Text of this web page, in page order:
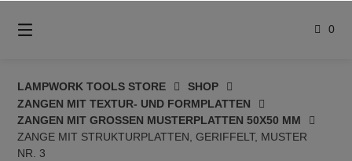
zum
Inhalt
0
LAMPWORK TOOLS STORE
SHOP
ZANGEN MIT TEXTUR- UND FORMPLATTEN
ZANGEN MIT GROSSEN MUSTERPLATTEN 50X50 MM
ZANGE MIT STRUKTURPLATTEN, GERIFFELT, MUSTER
NR. 3